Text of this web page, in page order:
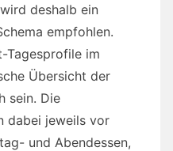
deshalb ein
empfohlen.
Tagesprofile im
Übersicht der
sein. Die
dabei jeweils vor
und Abendessen,